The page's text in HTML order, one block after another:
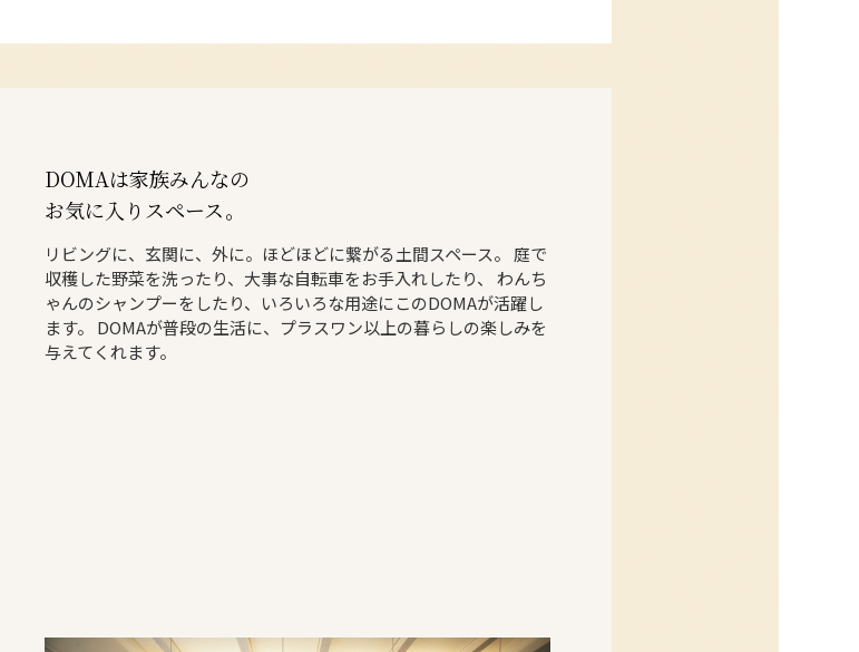
DOMAは家族みんなの
お気に入りスペース。
リビングに、玄関に、外に。ほどほどに繋がる土間スペース。 庭で
収穫した野菜を洗ったり、大事な自転車をお手入れしたり、 わんち
ゃんのシャンプーをしたり、いろいろな用途にこのDOMAが活躍し
ます。 DOMAが普段の生活に、プラスワン以上の暮らしの楽しみを
与えてくれます。